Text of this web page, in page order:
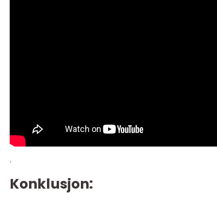
.
Konklusjon: